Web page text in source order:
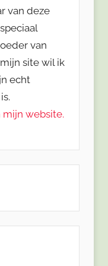
van deze
van
site wil ik
echt
mijn website.